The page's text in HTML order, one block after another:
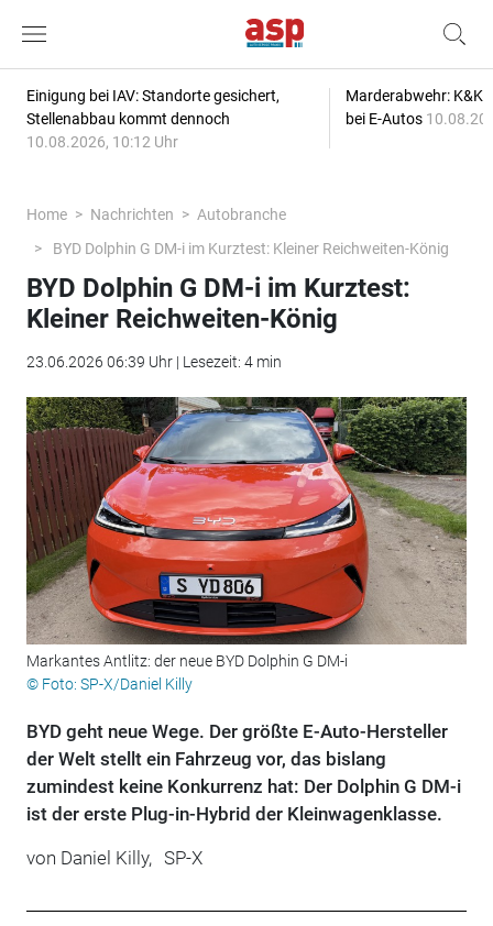
Einigung bei IAV: Standorte gesichert,
Stellenabbau kommt dennoch
10.08.2026, 10:12 Uhr
Marderabwehr: K&K
bei E-Autos
Home Nachrichten
Autobranche
BYD Dolphin G DM-i im Kurztest: Kleiner Reichweiten-König
BYD Dolphin G DM-i im Kurztest:
Kleiner Reichweiten-König
23.06.2026 06:39 Uhr | Lesezeit: 4 min
Markantes Antlitz: der neue BYD Dolphin G DM-i
© Foto: SP-X/Daniel Killy
BYD geht neue Wege. Der größte E-Auto-Hersteller
der Welt stellt ein Fahrzeug vor, das bislang
zumindest keine Konkurrenz hat: Der Dolphin G DM-i
ist der erste Plug-in-Hybrid der Kleinwagenklasse.
von Daniel Killy, SP-X